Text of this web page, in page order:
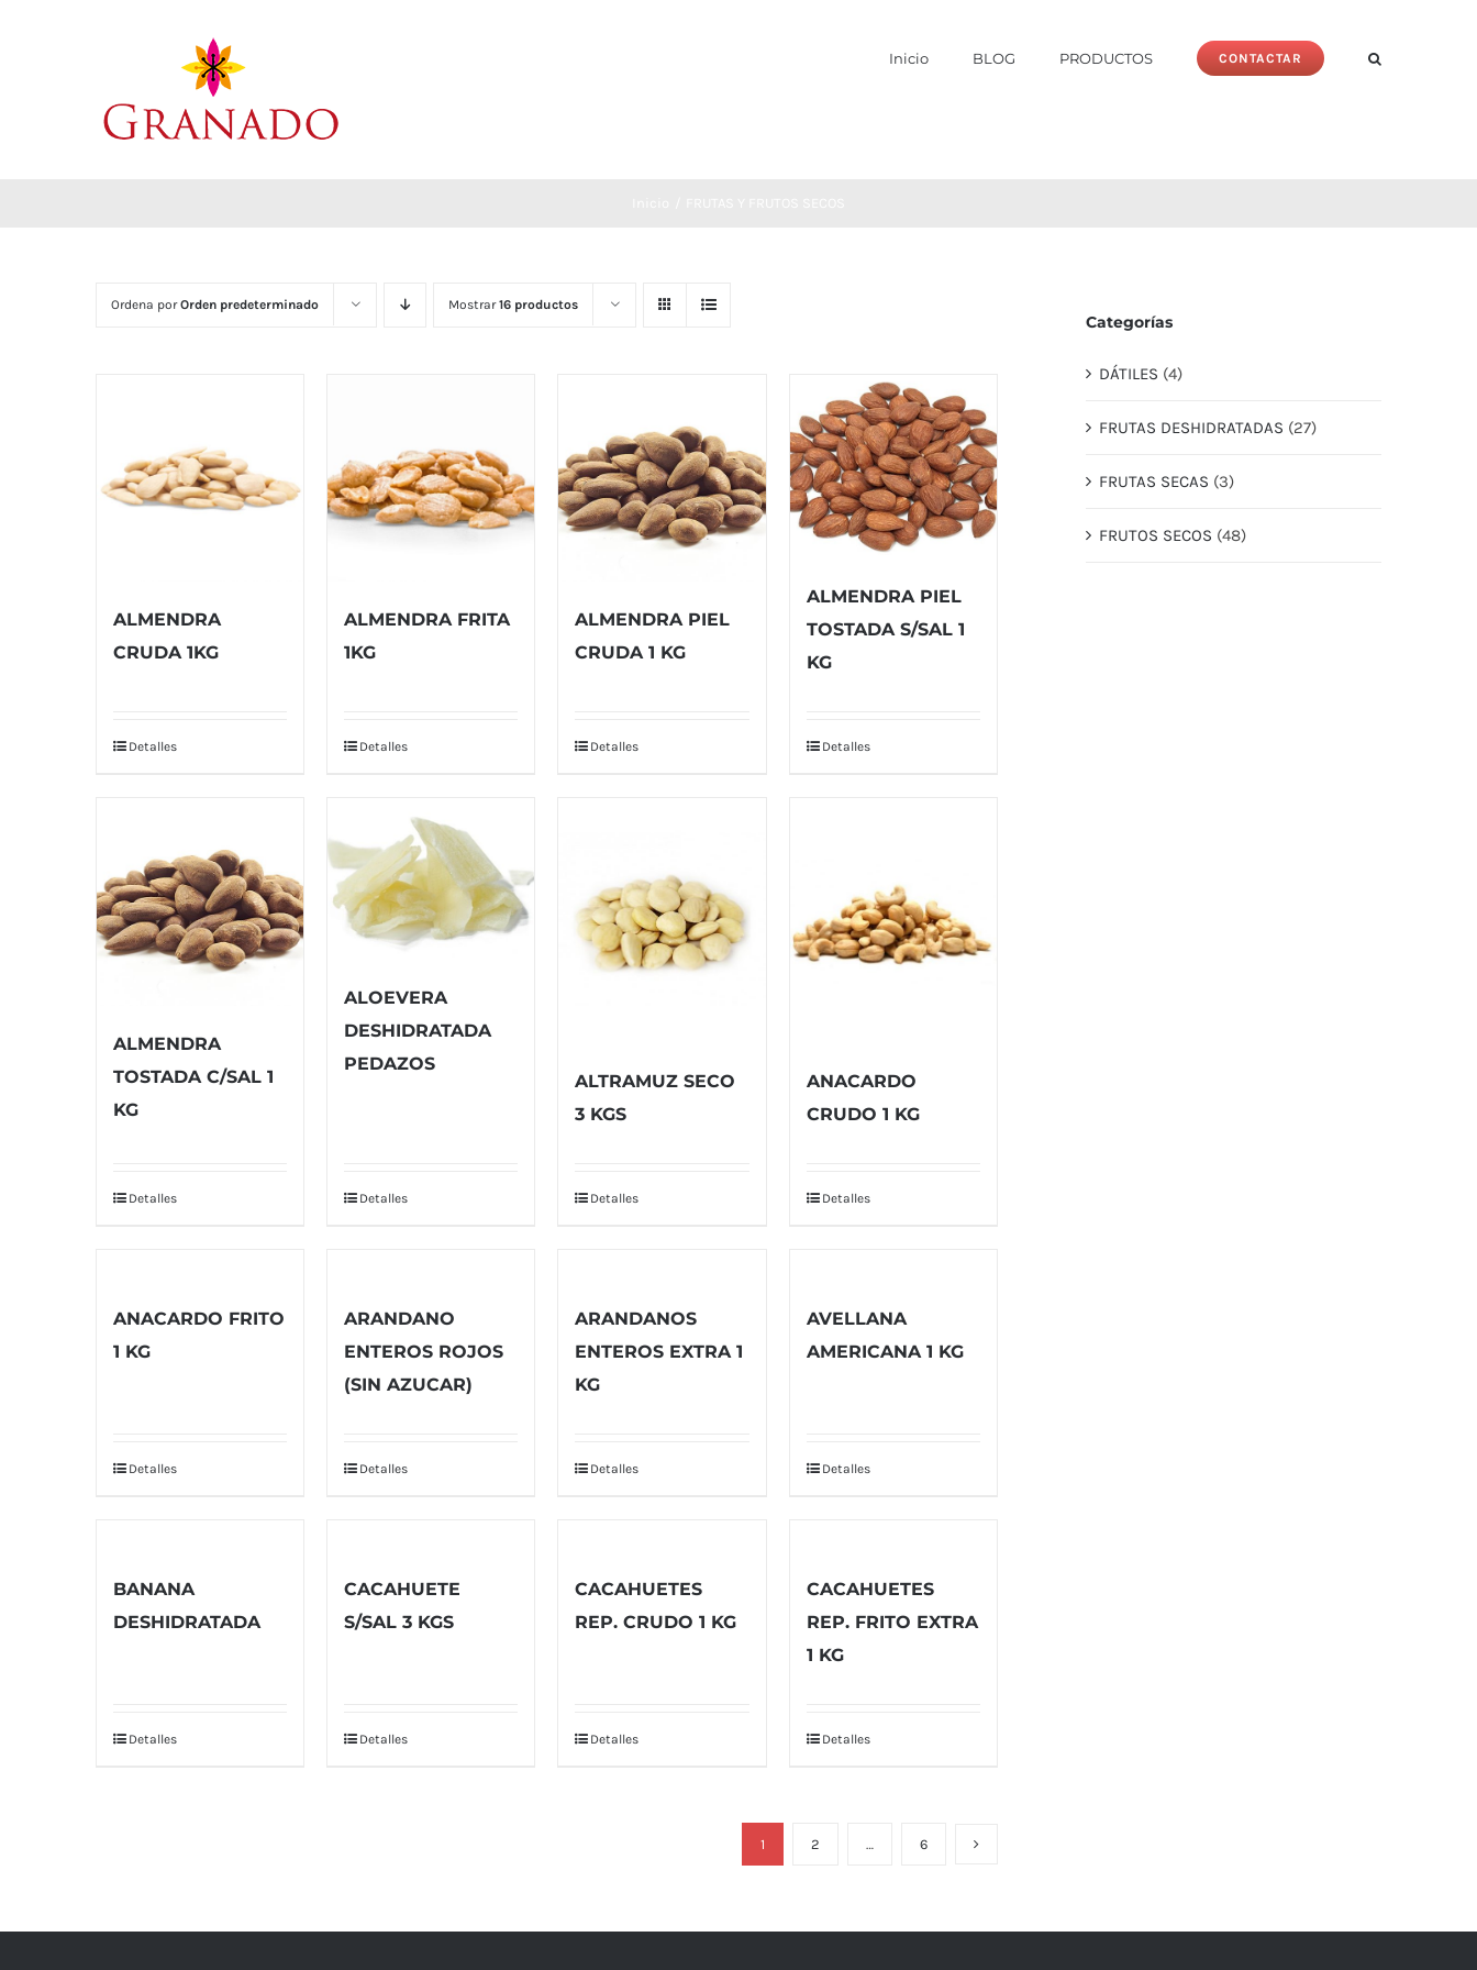
Inicio BLOG PRODUCTOS CONTACTAR
Ordena porOrden predeterminado Mostrar16 productos
ALMENDRA
CRUDA 1KG
Detalles
ALMENDRA FRITA
1KG
Detalles
ALMENDRA PIEL
CRUDA 1 KG
Detalles
ALMENDRA PIEL
TOSTADA S/SAL 1
KG
Detalles
ALMENDRA
TOSTADA C/SAL 1
KG
Detalles
ALOEVERA
DESHIDRATADA
PEDAZOS
Detalles
ALTRAMUZ SECO
3 KGS
Detalles
ANACARDO
CRUDO 1 KG
Detalles
ANACARDO FRITO
1 KG
Detalles
ARANDANO
ENTEROS ROJOS
(SIN AZUCAR)
Detalles
ARANDANOS
ENTEROS EXTRA 1
KG
Detalles
AVELLANA
AMERICANA 1 KG
Detalles
BANANA
DESHIDRATADA
Detalles
CACAHUETE
S/SAL 3 KGS
Detalles
CACAHUETES
REP. CRUDO 1 KG
Detalles
CACAHUETES
REP. FRITO EXTRA
1 KG
Detalles
1 2 … 6
Categorías
DÁTILES (4)
FRUTAS DESHIDRATADAS (27)
FRUTAS SECAS (3)
FRUTOS SECOS (48)